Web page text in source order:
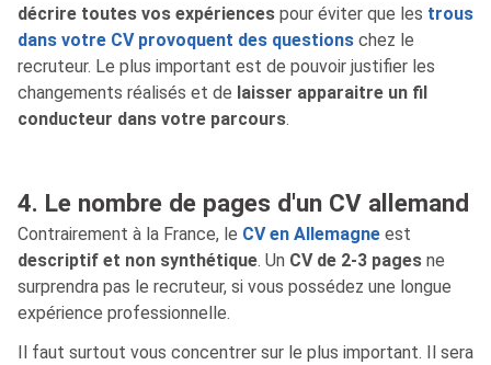
décrire toutes vos expériences pour éviter que les trous
dans votre CV provoquent des questions chez le
recruteur. Le plus important est de pouvoir justifier les
changements réalisés et de laisser apparaitre un fil
conducteur dans votre parcours.
4. Le nombre de pages d'un CV allemand
Contrairement à la France, le CV en Allemagne est
descriptif et non synthétique. Un CV de 2-3 pages ne
surprendra pas le recruteur, si vous possédez une longue
expérience professionnelle.
Il faut surtout vous concentrer sur le plus important. Il sera